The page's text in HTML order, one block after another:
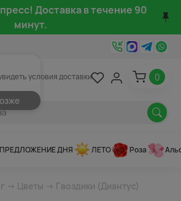
Доставка в течение 90
минут.
условия доставки 0
ПРЕДЛОЖЕНИЕ ДНЯ ЛЕТО Роза
→ Цветы → Гвоздики (Диантус)